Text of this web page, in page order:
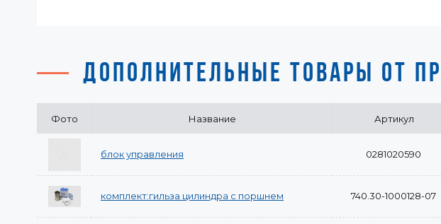
ДОПОЛНИТЕЛЬНЫЕ ТОВАРЫ ОТ
Фото Название Артикул
блок управления 0281020590
комплект:гильза цилиндра с поршнем 740.30-1000128-07